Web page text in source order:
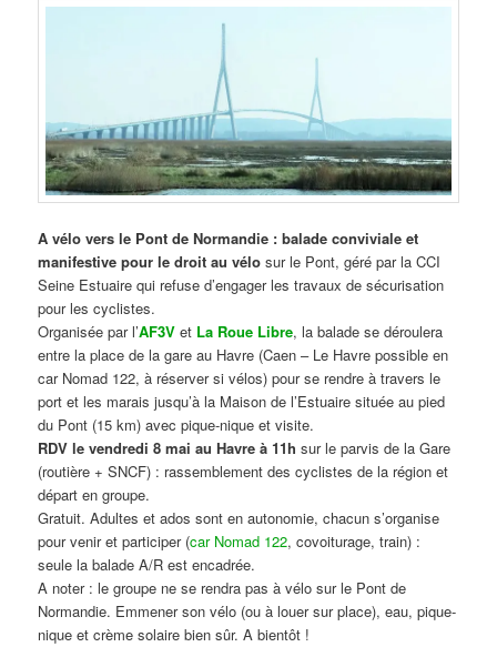
A vélo vers le Pont de Normandie : balade conviviale et
manifestive pour le droit au vélo sur le Pont, géré par la CCI
Seine Estuaire qui refuse d’engager les travaux de sécurisation
pour les cyclistes.
Organisée par l’AF3V et La Roue Libre, la balade se déroulera
entre la place de la gare au Havre (Caen – Le Havre possible en
car Nomad 122, à réserver si vélos) pour se rendre à travers le
port et les marais jusqu’à la Maison de l’Estuaire située au pied
du Pont (15 km) avec pique-nique et visite.
RDV le vendredi 8 mai au Havre à 11h sur le parvis de la Gare
(routière + SNCF) : rassemblement des cyclistes de la région et
départ en groupe.
Gratuit. Adultes et ados sont en autonomie, chacun s’organise
pour venir et participer (car Nomad 122, covoiturage, train) :
seule la balade A/R est encadrée.
A noter : le groupe ne se rendra pas à vélo sur le Pont de
Normandie. Emmener son vélo (ou à louer sur place), eau, pique-
nique et crème solaire bien sûr. A bientôt !